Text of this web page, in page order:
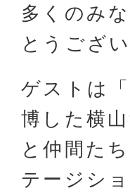
多くのみ
とうござ
ゲストは
博した横
と仲間た
テージシ